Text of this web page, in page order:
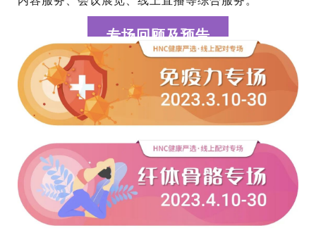
专场回顾及预告